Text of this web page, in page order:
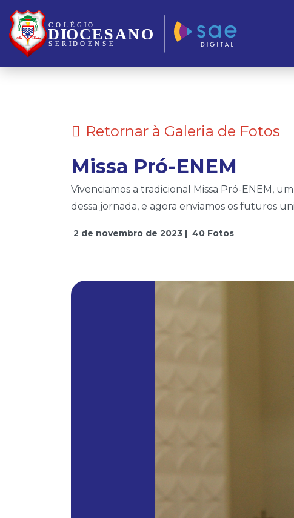
Somos Diocesano, essa é a diferença!
Retornar à Galeria de Fotos
Missa Pró-ENEM
Vivenciamos a tradicional Missa Pró-ENEM,
dessa jornada, e agora enviamos os futuros
2 de novembro de 2023 | 40 Fotos